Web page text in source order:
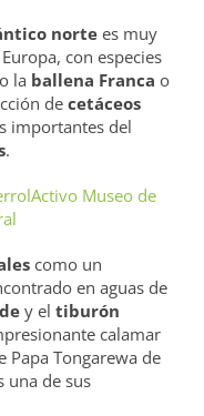
norte es muy
con especies
la ballena Franca o
de cetáceos
importantes del
.
como un
en aguas de
y el tiburón
calamar
Papa Tongarewa de
una de sus